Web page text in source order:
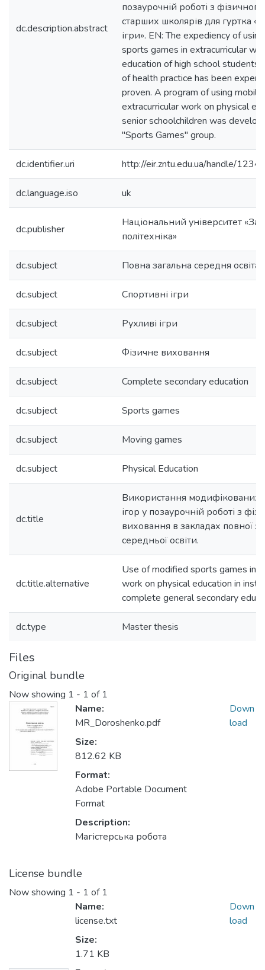
dc.description.abstract
позаурочній роботі з
старших школярів для гуртка
ігри». EN: The expediency of
sports games in extracurricular
education of high school students
of health practice has been
proven. A program of using mobile
extracurricular work on physical
senior schoolchildren was
"Sports Games" group.
dc.identifier.uri http://eir.zntu.edu.ua/handle/
dc.language.iso uk
dc.publisher
Національний університет
політехніка»
dc.subject Повна загальна середня освіта
dc.subject Спортивні ігри
dc.subject Рухливі ігри
dc.subject Фізичне виховання
dc.subject Complete secondary education
dc.subject Sports games
dc.subject Moving games
dc.subject Physical Education
dc.title
Використання модифікованих
ігор у позаурочній роботі з
виховання в закладах повної
середньої освіти.
dc.title.alternative
Use of modified sports games in
work on physical education in
complete general secondary
dc.type Master thesis
Files
Original bundle
Now showing 1 - 1 of 1
Name:
MR_Doroshenko.pdf
Size:
812.62 KB
Format:
Adobe Portable Document
Format
Description:
Магістерська робота
Down
load
License bundle
Now showing 1 - 1 of 1
Name:
license.txt
Size:
1.71 KB
Down
load